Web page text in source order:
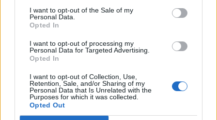
I want to opt-out of the Sale of my
Personal Data.
Opted In
I want to opt-out of processing my
Personal Data for Targeted Advertising.
Opted In
I want to opt-out of Collection, Use,
Retention, Sale, and/or Sharing of my
Personal Data that Is Unrelated with the
Purposes for which it was collected.
Opted Out
mijë lekë drejtuesi
“Po ngrihet një ministri
paralele e Shëndetësisë”/
Këlliçi: Projektligji i
Infermierja shqiptare në
protestë: Pacientët